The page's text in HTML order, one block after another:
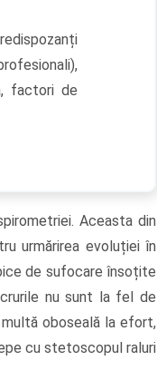
factori de
Aceasta din
urmărirea evoluției în
de sufocare însoțite
nu sunt la fel de
oboseală la efort,
cu stetoscopul raluri